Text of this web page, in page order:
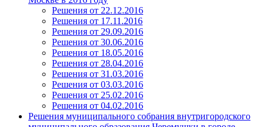
Решения от 22.12.2016
Решения от 17.11.2016
Решения от 29.09.2016
Решения от 30.06.2016
Решения от 18.05.2016
Решения от 28.04.2016
Решения от 31.03.2016
Решения от 03.03.2016
Решения от 25.02.2016
Решения от 04.02.2016
Решения муниципального собрания внутригородского